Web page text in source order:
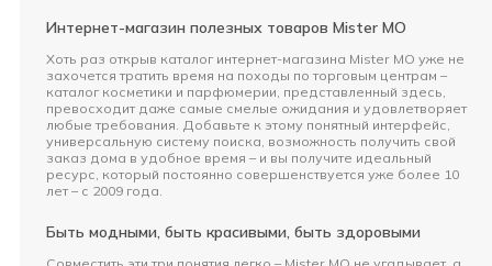
Интернет-магазин полезных товаров Mister MO
Хоть раз открыв каталог интернет-магазина Mister MO уже не
захочется тратить время на походы по торговым центрам –
каталог косметики и парфюмерии, представленный здесь,
превосходит даже самые смелые ожидания и удовлетворяет
любые требования. Добавьте к этому понятный интерфейс,
универсальную систему поиска, возможность получить свой
заказ дома в удобное время – и вы получите идеальный
ресурс, который постоянно совершенствуется уже более 10
лет – с 2009 года.
Быть модными, быть красивыми, быть здоровыми